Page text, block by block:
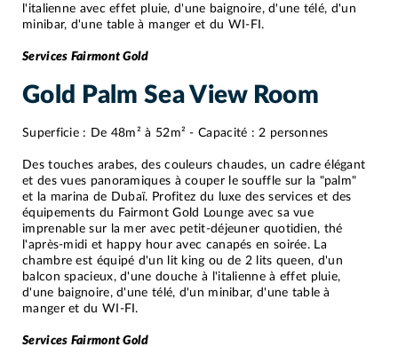
l'italienne avec effet pluie, d'une baignoire, d'une télé, d'un
minibar, d'une table à manger et du WI-FI.
Services Fairmont Gold
Gold Palm Sea View Room
Superficie : De 48m² à 52m² - Capacité : 2 personnes
Des touches arabes, des couleurs chaudes, un cadre élégant
et des vues panoramiques à couper le souffle sur la "palm"
et la marina de Dubaï. Profitez du luxe des services et des
équipements du Fairmont Gold Lounge avec sa vue
imprenable sur la mer avec petit-déjeuner quotidien, thé
l'après-midi et happy hour avec canapés en soirée. La
chambre est équipé d'un lit king ou de 2 lits queen, d'un
balcon spacieux, d'une douche à l'italienne à effet pluie,
d'une baignoire, d'une télé, d'un minibar, d'une table à
manger et du WI-FI.
Services Fairmont Gold